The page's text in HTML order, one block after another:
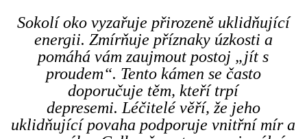
Sokolí oko vyzařuje přirozeně uklidňující
energii. Zmírňuje příznaky úzkosti a
pomáhá vám zaujmout postoj „jít s
proudem“. Tento kámen se často
doporučuje těm, kteří trpí
depresemi. Léčitelé věří, že jeho
uklidňující povaha podporuje vnitřní mír a